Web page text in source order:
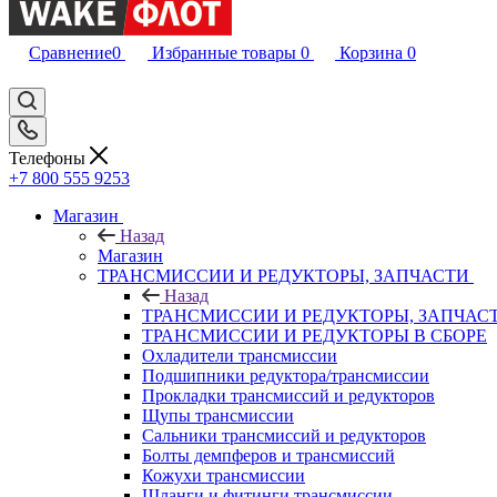
Сравнение0 Избранные товары 0 Корзина 0
Телефоны
+7 800 555 9253
Магазин
Назад
Магазин
ТРАНСМИССИИ И РЕДУКТОРЫ, ЗАПЧАСТИ
Назад
ТРАНСМИССИИ И РЕДУКТОРЫ,
ТРАНСМИССИИ И РЕДУКТОРЫ В СБОРЕ
Охладители трансмиссии
Подшипники редуктора/трансмиссии
Прокладки трансмиссий и редукторов
Щупы трансмиссии
Сальники трансмиссий и редукторов
Болты демпферов и трансмиссий
Кожухи трансмиссии